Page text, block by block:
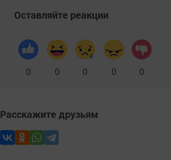
Оставляйте реакции
0 0 0 0 0
Расскажите друзьям